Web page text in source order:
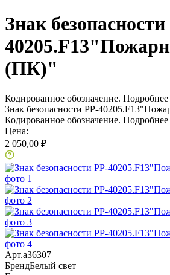
Знак
(ПК)"
Кодированное обозначение. Подробнее
Знак безопасности PP-
Кодированное обозначение. Подробнее
Цена:
2 050,00 ₽
Арт.a36307
БрендБелый свет